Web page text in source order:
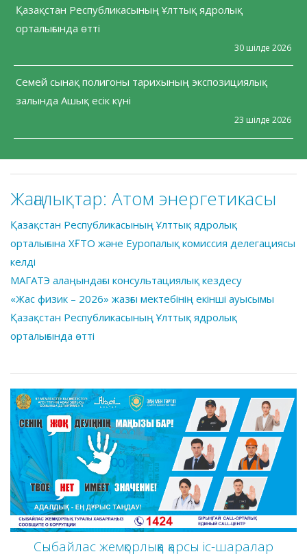
Қазақстан Республикасының Ұлттық ядролық
орталығында өтті
30 шілде 2026
Семей сынақ полигоны тарихының экспозициялық
залында Ашық есік күні
23 шілде 2026
Жаңалықтар: Атом энергетикасы
Қазақстан Республикасының Ұлттық ядролық
орталығына ХҒТО және Еуропалық комиссия делегациясы
келді
МАГАТЭ алаңындағы консультациялық кездесу
«Жас физик – 2026» жазғы мектебінің екінші ауысымы
Қазақстан Республикасының Ұлттық ядролық
орталығында өтті
Сыбайлас жемқорлыққа қарсы іс-шаралар